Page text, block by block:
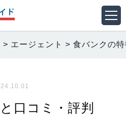
> エージェント > 食バンクの
口コミ・評判